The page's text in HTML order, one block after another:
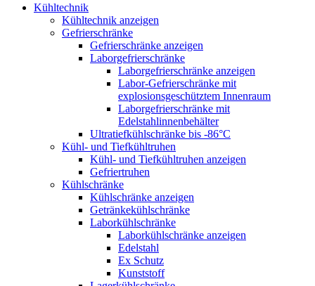
Kühltechnik
Kühltechnik anzeigen
Gefrierschränke
Gefrierschränke anzeigen
Laborgefrierschränke
Laborgefrierschränke anzeigen
Labor-Gefrierschränke mit
explosionsgeschütztem Innenraum
Laborgefrierschränke mit
Edelstahlinnenbehälter
Ultratiefkühlschränke bis -86°C
Kühl- und Tiefkühltruhen
Kühl- und Tiefkühltruhen anzeigen
Gefriertruhen
Kühlschränke
Kühlschränke anzeigen
Getränkekühlschränke
Laborkühlschränke
Laborkühlschränke anzeigen
Edelstahl
Ex Schutz
Kunststoff